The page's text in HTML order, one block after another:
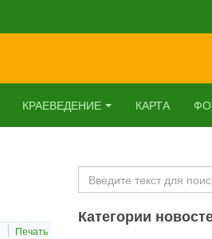
КРАЕВЕДЕНИЕ КАРТА
Печать
Искать...
Категории